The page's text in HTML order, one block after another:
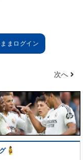
を知るための試
レーし、ゴール
その後、レッド
くなり、試合の流
ちに恐れはなか
決めることができ
しまい、
次へ